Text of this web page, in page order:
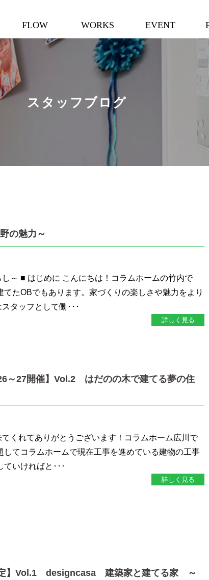
FLOW WORKS EVENT
スタッフブログ
の魅力～
～ ■ はじめに こんにちは！コラムホームの竹内で
たOBでもあります。家づくりの楽しさや魅力をより
タッフとして働･･･
詳しく見る
～27開催】Vol.2 はだのの木で建てる夢の住
くれてありがとうございます！コラムホーム広川で
てコラムホームで現在工事を進めている建物の工事
いければと･･･
詳しく見る
定】Vol.1 designcasa 建築家と建てる家 ～